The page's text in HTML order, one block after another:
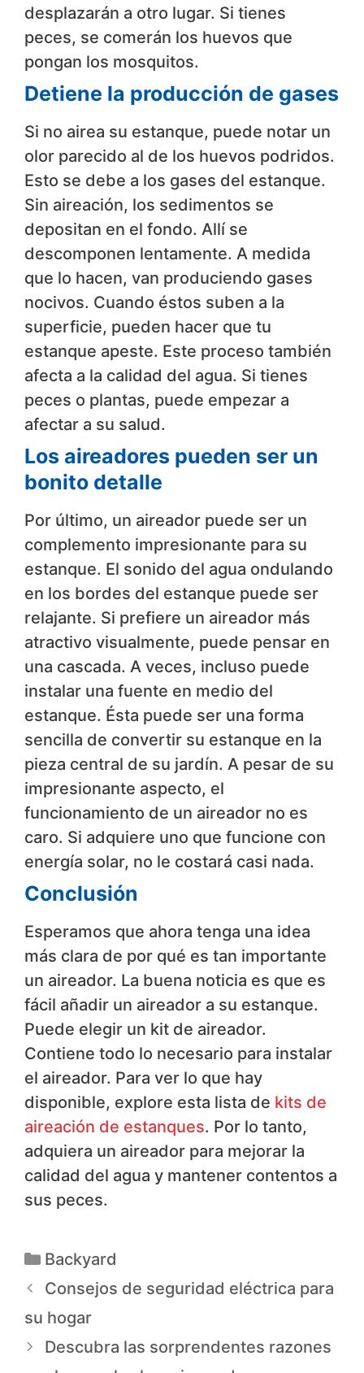
desplazarán a otro lugar. Si tienes
peces, se comerán los huevos que
pongan los mosquitos.
Detiene la producción de gases
Si no airea su estanque, puede notar un
olor parecido al de los huevos podridos.
Esto se debe a los gases del estanque.
Sin aireación, los sedimentos se
depositan en el fondo. Allí se
descomponen lentamente. A medida
que lo hacen, van produciendo gases
nocivos. Cuando éstos suben a la
superficie, pueden hacer que tu
estanque apeste. Este proceso también
afecta a la calidad del agua. Si tienes
peces o plantas, puede empezar a
afectar a su salud.
Los aireadores pueden ser un
bonito detalle
Por último, un aireador puede ser un
complemento impresionante para su
estanque. El sonido del agua ondulando
en los bordes del estanque puede ser
relajante. Si prefiere un aireador más
atractivo visualmente, puede pensar en
una cascada. A veces, incluso puede
instalar una fuente en medio del
estanque. Ésta puede ser una forma
sencilla de convertir su estanque en la
pieza central de su jardín. A pesar de su
impresionante aspecto, el
funcionamiento de un aireador no es
caro. Si adquiere uno que funcione con
energía solar, no le costará casi nada.
Conclusión
Esperamos que ahora tenga una idea
más clara de por qué es tan importante
un aireador. La buena noticia es que es
fácil añadir un aireador a su estanque.
Puede elegir un kit de aireador.
Contiene todo lo necesario para instalar
el aireador. Para ver lo que hay
disponible, explore esta lista de kits de
aireación de estanques. Por lo tanto,
adquiera un aireador para mejorar la
calidad del agua y mantener contentos a
sus peces.
Backyard
Consejos de seguridad eléctrica para
su hogar
Descubra las sorprendentes razones